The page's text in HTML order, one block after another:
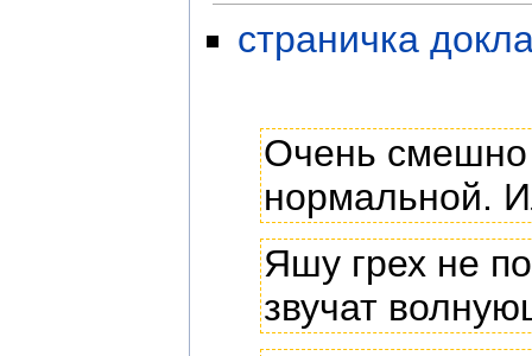
страничка
Очень смешно
нормальной.
Яшу грех не
звучат